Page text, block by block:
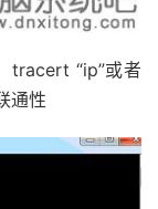
tracert “ip”或者
通性